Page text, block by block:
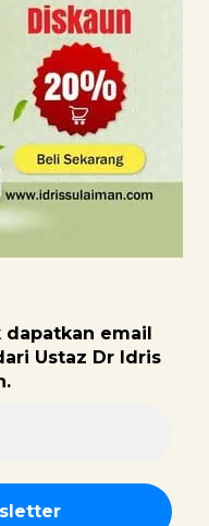
dapatkan email
Ustaz Dr Idris